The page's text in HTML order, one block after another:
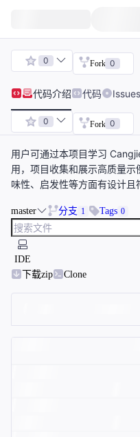
0 Fork 0
代码介绍 代码 Issues
0 Fork 0
用户可通过本项目学习
用，项目收集和展示高质量
味性、启发性等方面有设计且
master 分支 1 Tags 0
IDE
下载zip
Clone